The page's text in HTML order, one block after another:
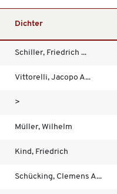
Dichter
Schiller, Friedrich ...
Vittorelli, Jacopo A...
>
Müller, Wilhelm
Kind, Friedrich
Schücking, Clemens A...